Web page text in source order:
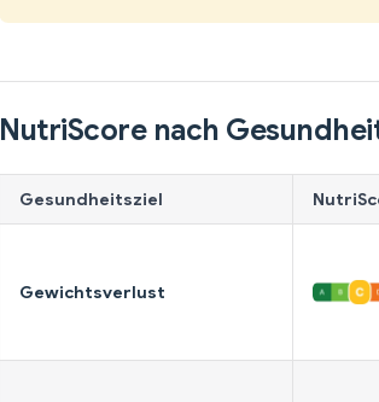
NutriScore nach
Gesundheitsziel
Gewichtsverlust